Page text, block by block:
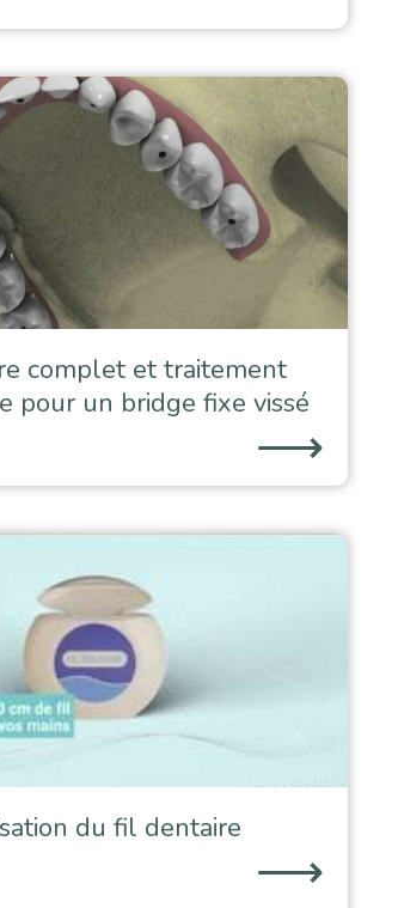
complet et traitement
pour un bridge fixe vissé
⟶
du fil dentaire
⟶